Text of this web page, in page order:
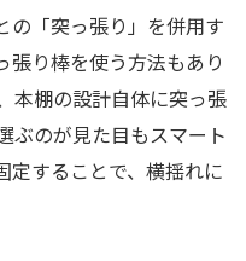
の「突っ張り」を併用す
張り棒を使う方法もあり
本棚の設計自体に突っ張
ぶのが見た目もスマート
定することで、横揺れに